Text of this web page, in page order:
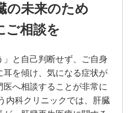
の未来のため
ご相談を
」と自己判断せず、ご自身
耳を傾け、気になる症状が
医へ相談することが非常に
内科クリニックでは、肝臓